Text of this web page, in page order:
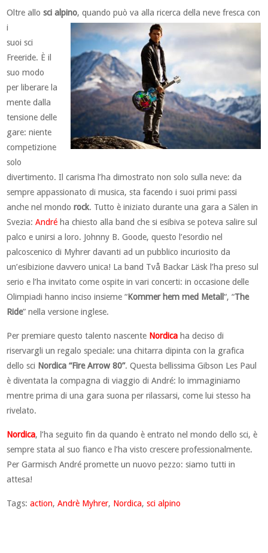
Oltre allo sci alpino, quando può va alla ricerca della neve fresca con
i
suoi sci
Freeride. È il
suo modo
per liberare la
mente dalla
tensione delle
gare: niente
competizione
solo
divertimento. Il carisma l’ha dimostrato non solo sulla neve: da
sempre appassionato di musica, sta facendo i suoi primi passi
anche nel mondorock. Tutto è iniziato durante una gara a Sälen in
Svezia:André ha chiesto alla band che si esibiva se poteva salire sul
palco e unirsi a loro. Johnny B. Goode, questo l’esordio nel
palcoscenico di Myhrer davanti ad un pubblico incuriosito da
un’esibizione davvero unica! La band Två Backar Läsk l’ha preso sul
serio e l’ha invitato come ospite in vari concerti: in occasione delle
Olimpiadi hanno inciso insieme “Kommer hem med Metall“, “The
Ride” nella versione inglese.
Per premiare questo talento nascente Nordica ha deciso di
riservargli un regalo speciale: una chitarra dipinta con la grafica
dello sci Nordica “Fire Arrow 80”. Questa bellissima Gibson Les Paul
è diventata la compagna di viaggio di André: lo immaginiamo
mentre prima di una gara suona per rilassarsi, come lui stesso ha
rivelato.
Nordica, l’ha seguito fin da quando è entrato nel mondo dello sci, è
sempre stata al suo fianco e l’ha visto crescere professionalmente.
Per Garmisch André promette un nuovo pezzo: siamo tutti in
attesa!
Tags:action,Andrè Myhrer, Nordica,sci alpino